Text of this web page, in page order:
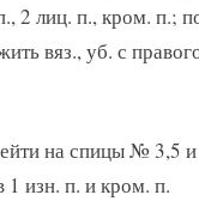
2 лиц. п., кром. п.;
вяз., уб. с
на спицы № 3,5 и
1 изн. п. и кром. п.